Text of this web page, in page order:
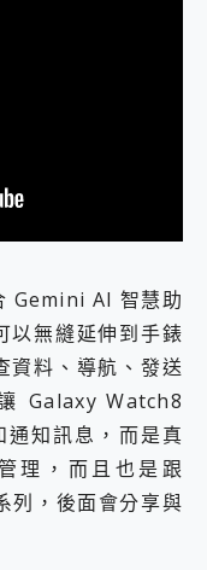
Gemini AI 智慧助
以無縫延伸到手錶
資料、導航、發送
Galaxy Watch8
知訊息，而是真
理，而且也是跟
列，後面會分享與